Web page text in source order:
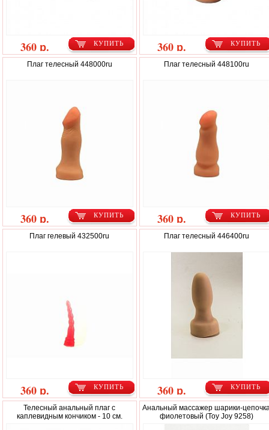
КУПИТЬ
360 р. КУПИТЬ
360 р.
Плаг телесный 448000ru
КУПИТЬ
360 р.
Плаг телесный 448100ru
КУПИТЬ
360 р.
Плаг гелевый 432500ru
КУПИТЬ
360 р.
Плаг телесный 446400ru
КУПИТЬ
360 р.
Телесный анальный плаг с
каплевидным кончиком - 10 см.
Анальный массажер шарики-
фиолетовый (Toy Joy 9258)